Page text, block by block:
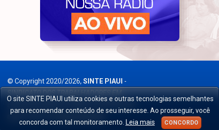
© Copyright 2020/2026, SINTE PIAUI -
SINDICATO DOS TRABALHADORES EM
rights reserved.
O site SINTE PIAUI utiliza cookies e outras tecnologias semelhantes
para recomendar conteúdo de seu interesse. Ao prosseguir, você
concorda com tal monitoramento. Leia mais CONCORDO